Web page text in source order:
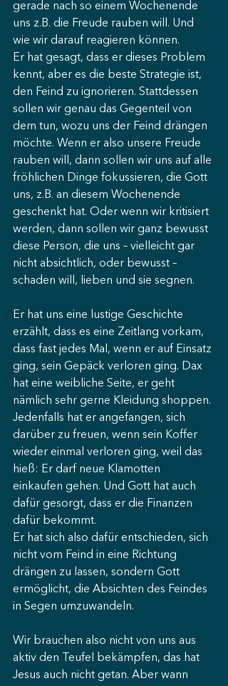
gerade nach so einem Wochenende
uns z.B. die Freude rauben will. Und
wie wir darauf reagieren können.
Er hat gesagt, dass er dieses Problem
kennt, aber es die beste Strategie ist,
den Feind zu ignorieren. Stattdessen
sollen wir genau das Gegenteil von
dem tun, wozu uns der Feind drängen
möchte. Wenn er also unsere Freude
rauben will, dann sollen wir uns auf alle
fröhlichen Dinge fokussieren, die Gott
uns, z.B. an diesem Wochenende
geschenkt hat. Oder wenn wir kritisiert
werden, dann sollen wir ganz bewusst
diese Person, die uns – vielleicht gar
nicht absichtlich, oder bewusst –
schaden will, lieben und sie segnen.
Er hat uns eine lustige Geschichte
erzählt, dass es eine Zeitlang vorkam,
dass fast jedes Mal, wenn er auf Einsatz
ging, sein Gepäck verloren ging. Dax
hat eine weibliche Seite, er geht
nämlich sehr gerne Kleidung shoppen.
Jedenfalls hat er angefangen, sich
darüber zu freuen, wenn sein Koffer
wieder einmal verloren ging, weil das
hieß: Er darf neue Klamotten
einkaufen gehen. Und Gott hat auch
dafür gesorgt, dass er die Finanzen
dafür bekommt.
Er hat sich also dafür entschieden, sich
nicht vom Feind in eine Richtung
drängen zu lassen, sondern Gott
ermöglicht, die Absichten des Feindes
in Segen umzuwandeln.
Wir brauchen also nicht von uns aus
aktiv den Teufel bekämpfen, das hat
Jesus auch nicht getan. Aber wann